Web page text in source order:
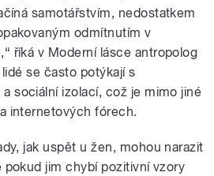
samotářstvím, nedostatkem
odmítnutím v
říká v Moderní lásce antropolog
se často potýkají s
sociální izolací, což je mimo jiné
internetových fórech.
jak uspět u žen, mohou narazit
pokud jim chybí pozitivní vzory